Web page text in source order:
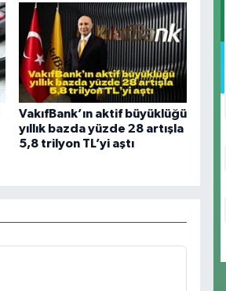
VakıfBank’ın aktif büyüklüğü
yıllık bazda yüzde 28 artışla
5,8 trilyon TL’yi aştı